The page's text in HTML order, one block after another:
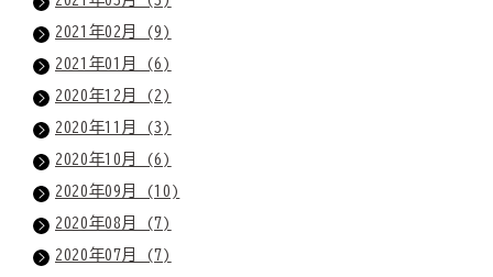
2021年02月 (9)
2021年01月 (6)
2020年12月 (2)
2020年11月 (3)
2020年10月 (6)
2020年09月 (10)
2020年08月 (7)
2020年07月 (7)